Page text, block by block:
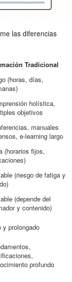
las diferencias
Tradicional
(horas, días,
holística,
objetivos
manuales
e-learning largo
(horarios fijos,
(riesgo de fatiga y
(depende del
y contenido)
y prolongado
profundo